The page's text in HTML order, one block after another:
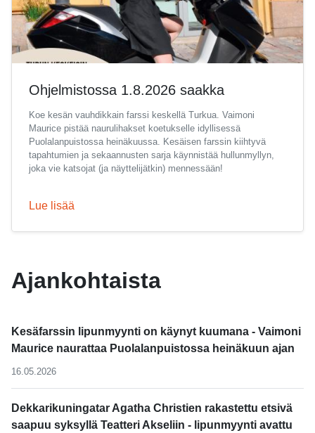
Ajankohtaista
Kesäfarssin lipunmyynti on käynyt kuumana - Vaimoni
Maurice naurattaa Puolalanpuistossa heinäkuun ajan
16.05.2026
Dekkarikuningatar Agatha Christien rakastettu etsivä
saapuu syksyllä Teatteri Akseliin - lipunmyynti avattu
Ohjelmistossa 1.8.2026 saakka
Koe kesän vauhdikkain farssi keskellä Turkua. Vaimoni
Maurice pistää naurulihakset koetukselle idyllisessä
Puolalanpuistossa heinäkuussa. Kesäisen farssin kiihtyvä
tapahtumien ja sekaannusten sarja käynnistää hullunmyllyn,
joka vie katsojat (ja näyttelijätkin) mennessään!
Lue lisää